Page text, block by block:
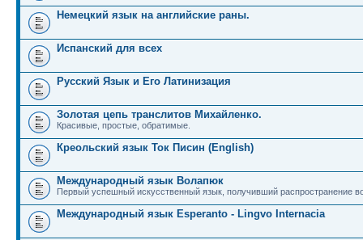
Немецкий язык на английские раны.
Испанский для всех
Русский Язык и Его Латинизация
Золотая цепь транслитов Михайленко.
Красивые, простые, обратимые.
Креольский язык Ток Писин (English)
Международный язык Волапюк
Первый успешный искусственный язык, получивший распространение
Международный язык Esperanto - Lingvo Internacia